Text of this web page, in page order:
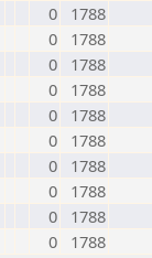
0
1788
0
1788
0
1788
0
1788
0
1788
0
1788
0
1788
0
1788
0
1788
0 1788